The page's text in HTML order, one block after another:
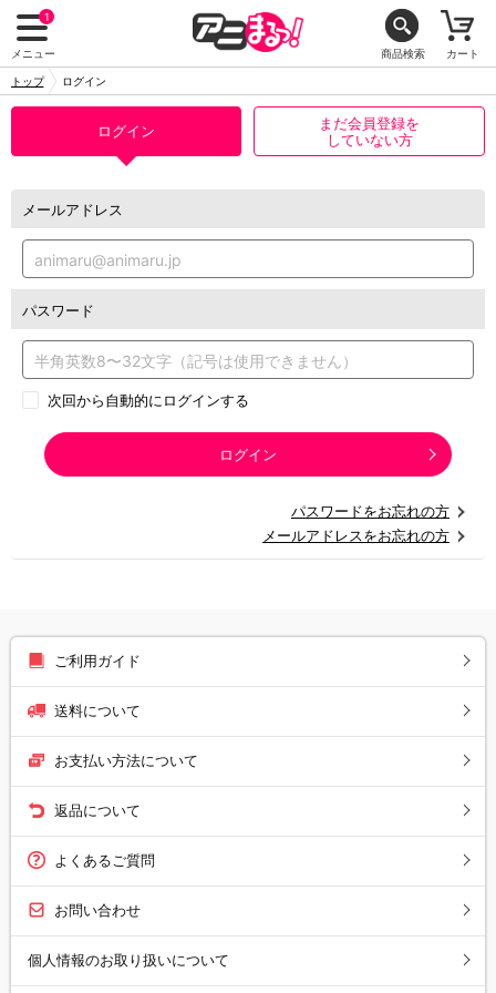
1
メニュー 商品検索 カート
トップ ログイン
ログイン
まだ会員登録を
していない方
メールアドレス
パスワード
次回から自動的にログインする
ログイン
パスワードをお忘れの方
メールアドレスをお忘れの方
ご利用ガイド
送料について
お支払い方法について
返品について
よくあるご質問
お問い合わせ
個人情報のお取り扱いについて